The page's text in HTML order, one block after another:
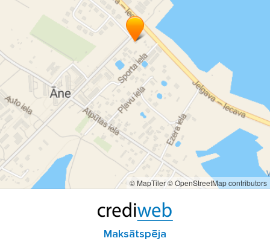
forvardera serviss
meža pakalpojumi
kokmateriālu izvešana
aizaugušu teritoriju attīrīšana
krūmu izciršana
apauguma noņemšana
platību attīrīšana
pilna cikla mežizstrāde
cirsmas izstrāde
cirsmas sagatavošana
koksnes ieguve
mežizstrādes uzņēmums
mežizstrādes darbi
mežizstrādes tehnika
mežsaimniecības pakalpojumi
koksnes transports
apaļkoku transports
koksnes loģistika
kokmateriālu pārvadājumi
meža apsaimniekošana
ilgtermiņa mežizstrādes sadarbība
© MapTiler© OpenStreetMap contributors
Maksātspēja